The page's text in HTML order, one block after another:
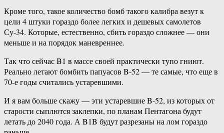
Кроме того, такое количество бомб такого калибра везут к
цели 4 штуки гораздо более легких и дешевых самолетов
Су-34. Которые, естественно, сбить гораздо сложнее — они
меньше и на порядок маневреннее.
Так что сейчас B1 в массе своей практически тупо гниют.
Реально летают бомбить папуасов B-52 — те самые, что еще в
70-е годы считались устаревшими.
И я вам больше скажу — эти устаревшие B-52, из которых от
старости сыплются заклепки, по планам Пентагона будут
летать до 2040 года. А B1B будут разрезаны на лом гораздо